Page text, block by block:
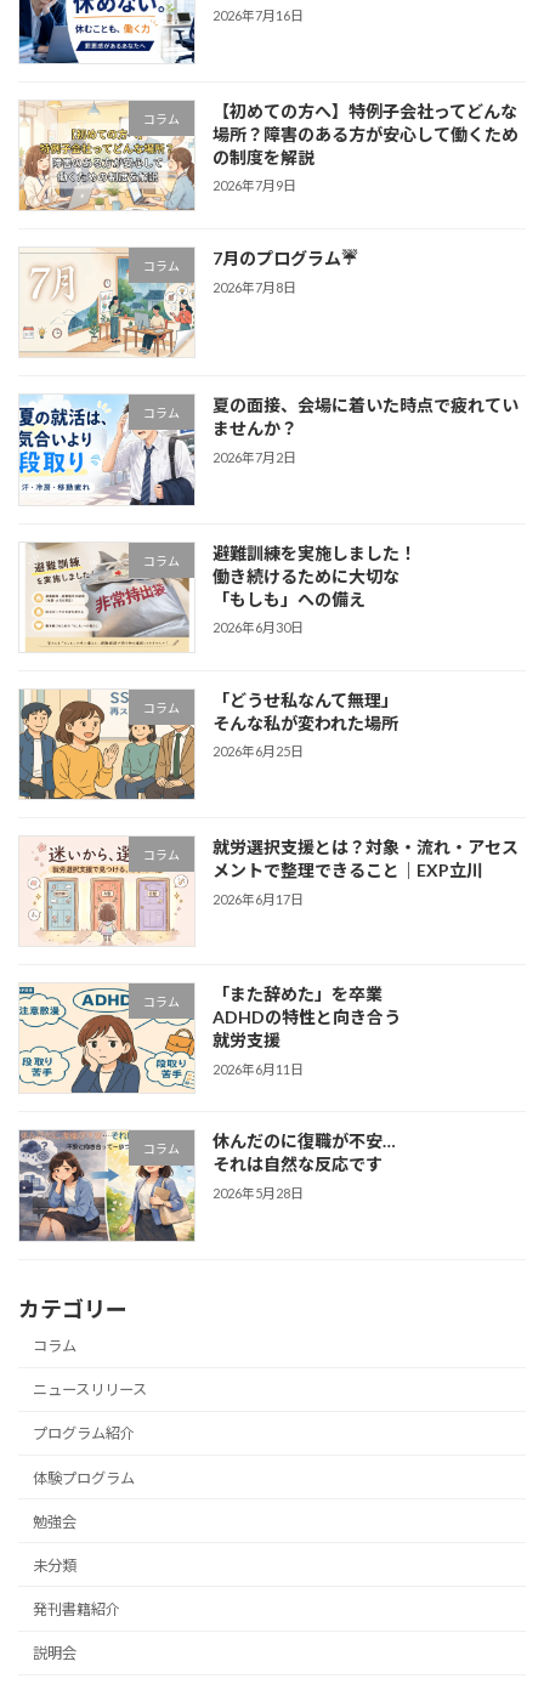
2026年7月16日
コラム
【初めての方へ】特例子会社ってどんな
場所？障害のある方が安心して働くため
の制度を解説
2026年7月9日
コラム 7月のプログラム☔
2026年7月8日
コラム
夏の面接、会場に着いた時点で疲れてい
ませんか？
2026年7月2日
コラム
避難訓練を実施しました！
働き続けるために大切な
「もしも」への備え
2026年6月30日
コラム
「どうせ私なんて無理」
そんな私が変われた場所
2026年6月25日
コラム
就労選択支援とは？対象・流れ・アセス
メントで整理できること｜EXP立川
2026年6月17日
コラム
「また辞めた」を卒業
ADHDの特性と向き合う
就労支援
2026年6月11日
コラム
休んだのに復職が不安…
それは自然な反応です
2026年5月28日
カテゴリー
コラム
ニュースリリース
プログラム紹介
体験プログラム
勉強会
未分類
発刊書籍紹介
説明会